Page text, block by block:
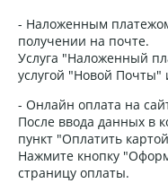
- Наложенным
получении на почте.
Услуга "Наложенный
услугой "Новой Почты"
- Онлайн оплата на
После ввода данных в
пункт "Оплатить
Нажмите кнопку
страницу оплаты.